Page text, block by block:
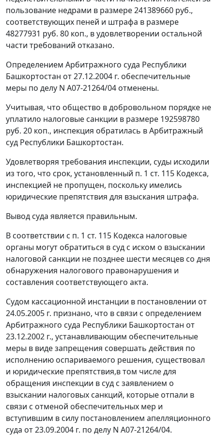
пользование недрами в размере 241389660 руб.,
соответствующих пеней и штрафа в размере
48277931 руб. 80 коп., в удовлетворении остальной
части требований отказано.
Определением Арбитражного суда Республики
Башкортостан от 27.12.2004 г. обеспечительные
меры по делу N А07-21264/04 отменены.
Учитывая, что общество в добровольном порядке не
уплатило налоговые санкции в размере 192598780
руб. 20 коп., инспекция обратилась в Арбитражный
суд Республики Башкортостан.
Удовлетворяя требования инспекции, суды исходили
из того, что срок, установленный п. 1 ст. 115 Кодекса,
инспекцией не пропущен, поскольку имелись
юридические препятствия для взыскания штрафа.
Вывод суда является правильным.
В соответствии с п. 1 ст. 115 Кодекса налоговые
органы могут обратиться в суд с иском о взыскании
налоговой санкции не позднее шести месяцев со дня
обнаружения налогового правонарушения и
составления соответствующего акта.
Судом кассационной инстанции в постановлении от
24.05.2005 г. признано, что в связи с определением
Арбитражного суда Республики Башкортостан от
23.12.2002 г., устанавливающим обеспечительные
меры в виде запрещения совершать действия по
исполнению оспариваемого решения, существовал
и юридические препятствия,в том числе для
обращения инспекции в суд с заявлением о
взыскании налоговых санкций, которые отпали в
связи с отменой обеспечительных мер и
вступившим в силу постановлением апелляционного
суда от 23.09.2004 г. по делу N А07-21264/04.